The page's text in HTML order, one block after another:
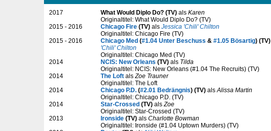
2017 What Would Diplo Do? (TV) als Karen
Originaltitel: What Would Diplo Do? (TV)
2015 - 2016
Chicago Fire (TV) als Jessica 'Chili' Chilton
Originaltitel: Chicago Fire (TV)
2015 - 2016
Chicago Med (#1.04 Unter Beschuss & #1.05 Bösartig) (TV)
'Chili' Chilton
Originaltitel: Chicago Med (TV)
2014
NCIS: New Orleans (TV) als Tilda
Originaltitel: NCIS: New Orleans (#1.04 The Recruits) (TV)
2014
The Loft als Zoe Trauner
Originaltitel: The Loft
2014
Chicago P.D. (#2.01 Bedrängnis) (TV) als Alissa Martin
Originaltitel: Chicago P.D. (TV)
2014
Star-Crossed (TV) als Zoe
Originaltitel: Star-Crossed (TV)
2013
Ironside (TV) als Charlotte Bowman
Originaltitel: Ironside (#1.04 Uptown Murders) (TV)